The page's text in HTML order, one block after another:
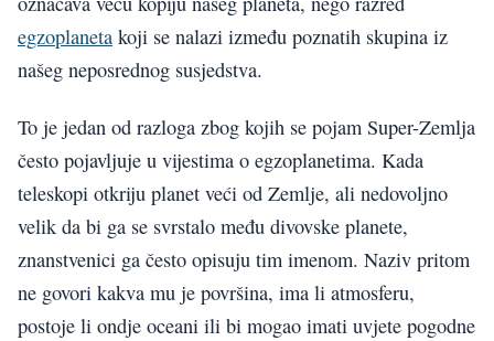
egzoplaneta koji se nalazi između poznatih skupina iz
našeg neposrednog susjedstva.
To je jedan od razloga zbog kojih se pojam Super-Zemlja
često pojavljuje u vijestima o egzoplanetima. Kada
teleskopi otkriju planet veći od Zemlje, ali nedovoljno
velik da bi ga se svrstalo među divovske planete,
znanstvenici ga često opisuju tim imenom. Naziv pritom
ne govori kakva mu je površina, ima li atmosferu,
postoje li ondje oceani ili bi mogao imati uvjete pogodne